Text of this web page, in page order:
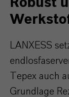
LANXESS
Tepex auch
Grundlage